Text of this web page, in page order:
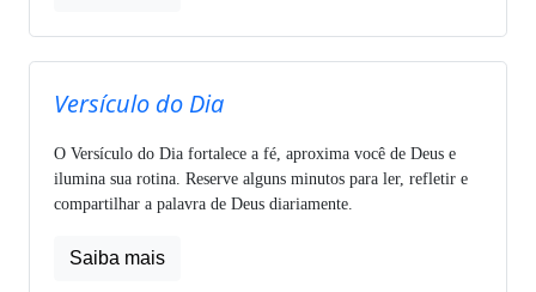
Versículo do Dia
O Versículo do Dia fortalece a fé, aproxima você de Deus e
ilumina sua rotina. Reserve alguns minutos para ler, refletir e
compartilhar a palavra de Deus diariamente.
Saiba mais